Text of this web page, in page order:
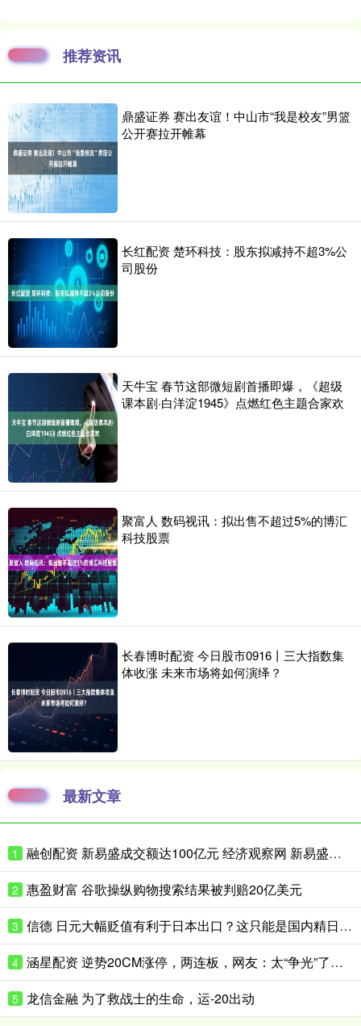
推荐资讯
鼎盛证券 赛出友谊！中山市“我是校友”男篮
公开赛拉开帷幕
长红配资 楚环科技：股东拟减持不超3%公
司股份
天牛宝 春节这部微短剧首播即爆，《超级
课本剧·白洋淀1945》点燃红色主题合家欢
聚富人 数码视讯：拟出售不超过5%的博汇
科技股票
长春博时配资 今日股市0916丨三大指数集
体收涨 未来市场将如何演绎？
最新文章
1 融创配资 新易盛成交额达100亿元 经济观察网 新易盛成交额达100亿元，现跌
2 惠盈财富 谷歌操纵购物搜索结果被判赔20亿美元
3 信德 日元大幅贬值有利于日本出口？这只能是国内精日群体的幻想
4 涵星配资 逆势20CM涨停，两连板，网友：太“争光”了……
5 龙信金融 为了救战士的生命，运-20出动